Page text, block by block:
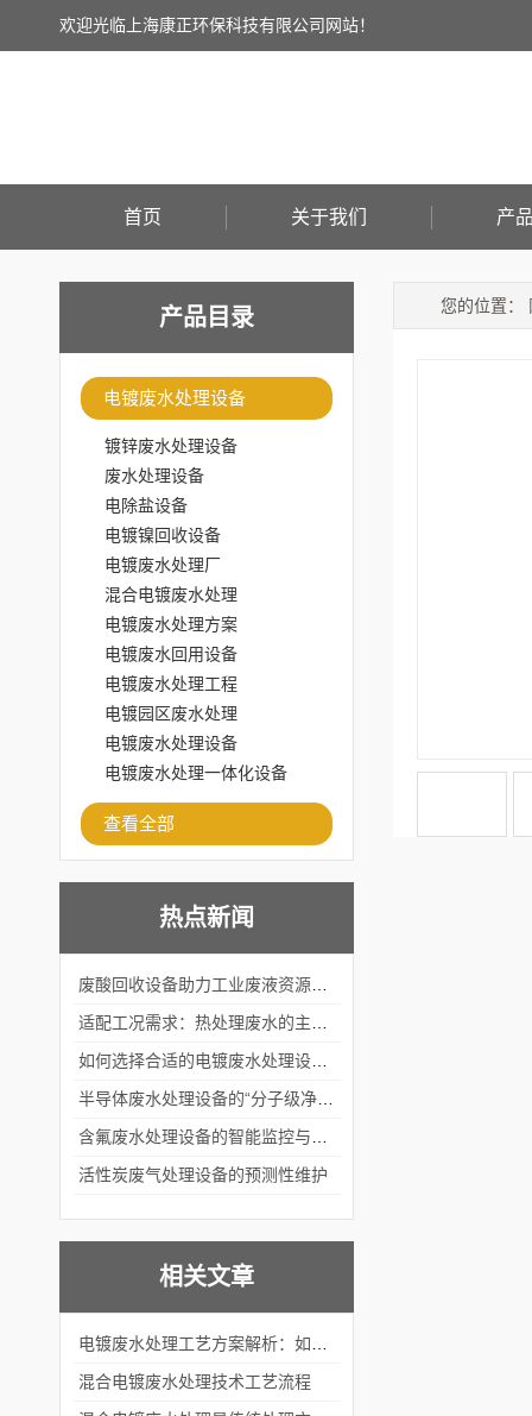
欢迎光临上海康正环保科技有限公司网站！
首页 关于我们 产
产品目录
电镀废水处理设备
镀锌废水处理设备
废水处理设备
电除盐设备
电镀镍回收设备
电镀废水处理厂
混合电镀废水处理
电镀废水处理方案
电镀废水回用设备
电镀废水处理工程
电镀园区废水处理
电镀废水处理设备
电镀废水处理一体化设备
查看全部
热点新闻
活性炭废气处理设备的预测性维护
相关文章
混合电镀废水处理技术工艺流程
您的位置：